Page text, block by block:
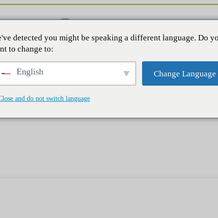
detected you might be speaking a different language. Do
to change to:
English Change Language
and do not switch language